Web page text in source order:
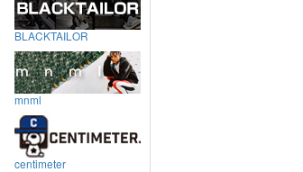
BLACKTAILOR
mnml
centimeter